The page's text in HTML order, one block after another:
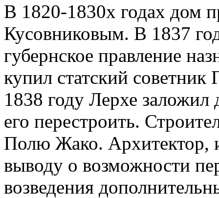
В 1820-1830х годах дом
Кусовниковым. В 1837
губернское правление
купил статский
1838 году Лерхе
его перестроить.
Полю Жако. Архитектор,
выводу о возможности
возведения